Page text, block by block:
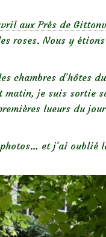
aux Prés de
roses. Nous y
chambres d’hôtes
matin, je suis sortie
lueurs du
et j’ai oublié